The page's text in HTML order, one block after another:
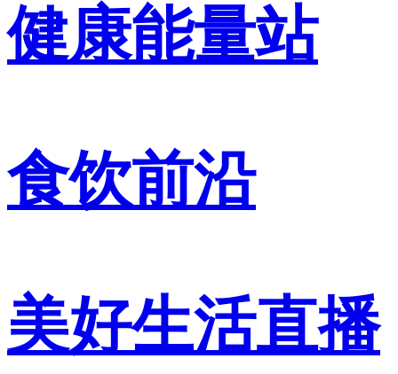
健康能量站
食饮前沿
美好生活直播